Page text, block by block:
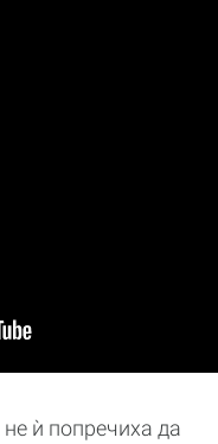
не ѝ попречиха да